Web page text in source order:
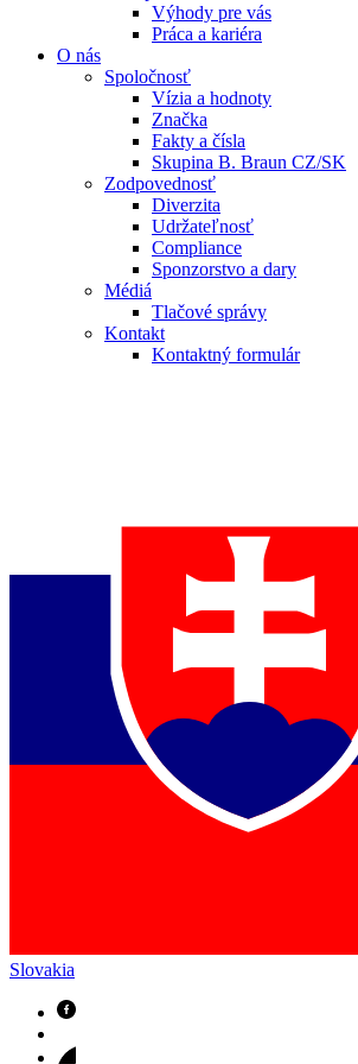
Výhody pre vás
Práca a kariéra
O nás
Spoločnosť
Vízia a hodnoty
Značka
Fakty a čísla
Skupina B. Braun CZ/SK
Zodpovednosť
Diverzita
Udržateľnosť
Compliance
Sponzorstvo a dary
Médiá
Tlačové správy
Kontakt
Kontaktný formulár
Slovakia